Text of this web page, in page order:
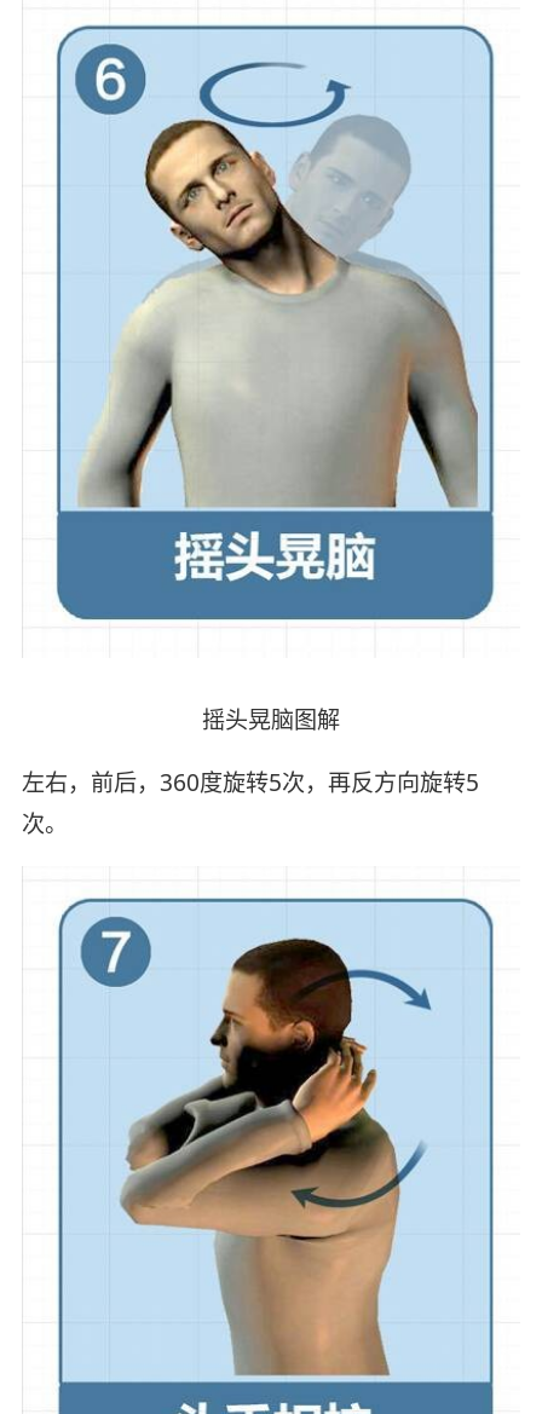
摇头晃脑图解
左右，前后，360度旋转5次，再反方向旋转5
次。